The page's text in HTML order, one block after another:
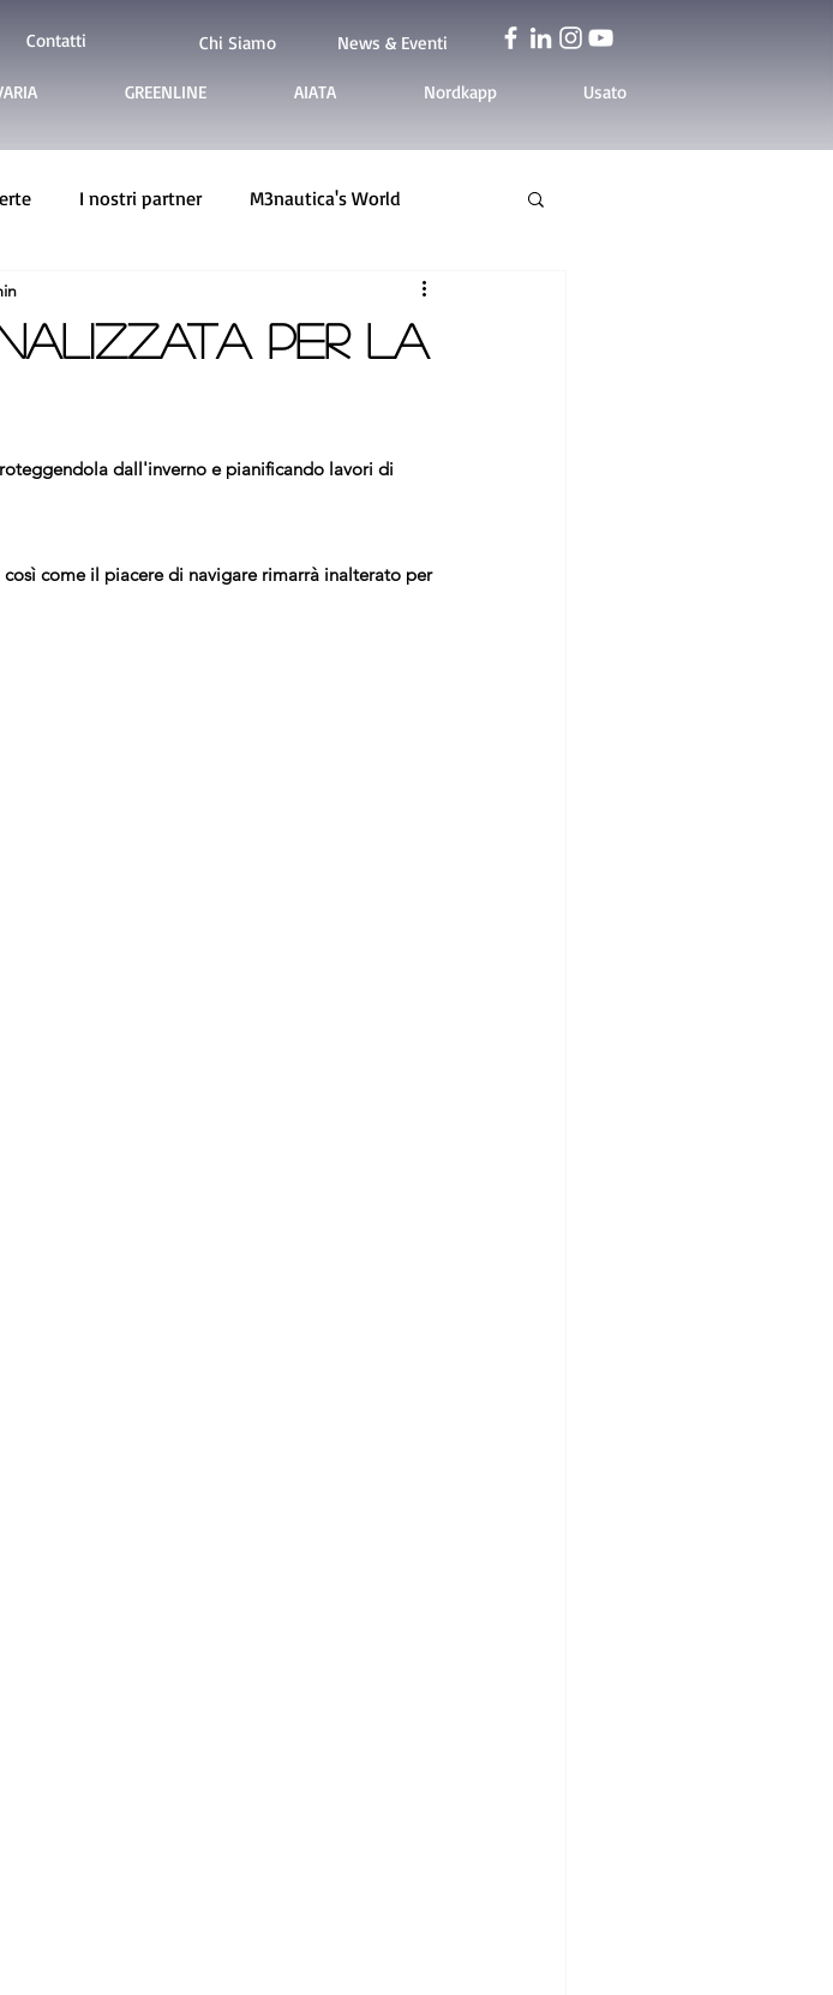
Contatti Chi Siamo News & Eventi
GREENLINE AIATA Nordkapp Usato
I nostri partner M3nautica's World
per la
dall'inverno e pianificando lavori di
come il piacere di navigare rimarrà inalterato per